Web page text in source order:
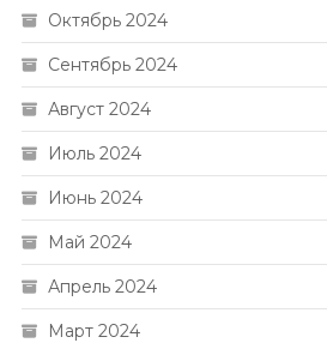
Октябрь 2024
Сентябрь 2024
Август 2024
Июль 2024
Июнь 2024
Май 2024
Апрель 2024
Март 2024